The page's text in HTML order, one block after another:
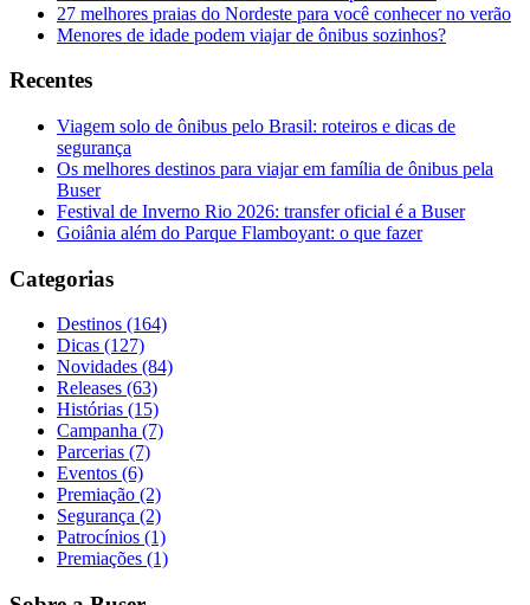
27 melhores praias do Nordeste para você conhecer no verão
Menores de idade podem viajar de ônibus sozinhos?
Recentes
Viagem solo de ônibus pelo Brasil: roteiros e dicas de
segurança
Os melhores destinos para viajar em família de ônibus pela
Buser
Festival de Inverno Rio 2026: transfer oficial é a Buser
Goiânia além do Parque Flamboyant: o que fazer
Categorias
Destinos (164)
Dicas (127)
Novidades (84)
Releases (63)
Histórias (15)
Campanha (7)
Parcerias (7)
Eventos (6)
Premiação (2)
Segurança (2)
Patrocínios (1)
Premiações (1)